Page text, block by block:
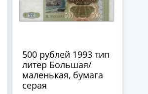
500 рублей 1993 тип
литер Большая/
маленькая, бумага
серая